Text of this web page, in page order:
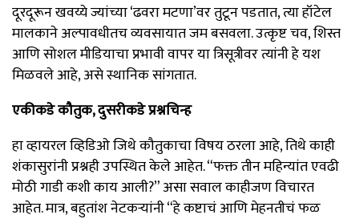
दूरदूरून खवय्ये ज्यांच्या ‘ढवरा मटणा’वर तुटून पडतात, त्या हॉटेल
मालकाने अल्पावधीतच व्यवसायात जम बसवला. उत्कृष्ट चव, शिस्त
आणि सोशल मीडियाचा प्रभावी वापर या त्रिसूत्रीवर त्यांनी हे यश
मिळवले आहे, असे स्थानिक सांगतात.
एकीकडे कौतुक, दुसरीकडे प्रश्नचिन्ह
हा व्हायरल व्हिडिओ जिथे कौतुकाचा विषय ठरला आहे, तिथे काही
शंकासुरांनी प्रश्नही उपस्थित केले आहेत. “फक्त तीन महिन्यांत एवढी
मोठी गाडी कशी काय आली?” असा सवाल काहीजण विचारत
आहेत. मात्र, बहुतांश नेटकऱ्यांनी “हे कष्टाचं आणि मेहनतीचं फळ